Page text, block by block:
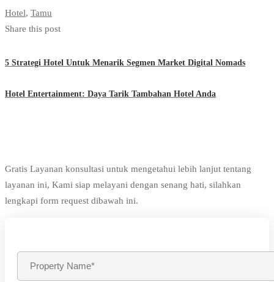
Hotel, Tamu
Share this post
5 Strategi Hotel Untuk Menarik Segmen Market Digital Nomads
Hotel Entertainment: Daya Tarik Tambahan Hotel Anda
Gratis Layanan konsultasi untuk mengetahui lebih lanjut tentang
layanan ini, Kami siap melayani dengan senang hati, silahkan
lengkapi form request dibawah ini.